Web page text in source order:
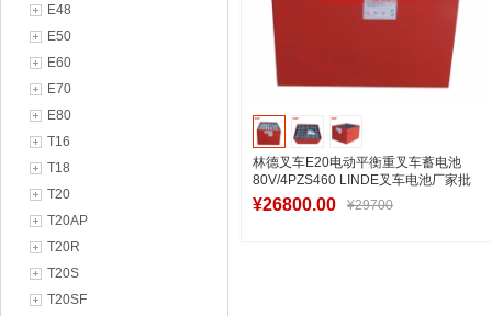
E48
E50
E60
E70
E80
T16
T18
T20
T20AP
T20R
T20S
T20SF
林德叉车E20电动平衡重叉车蓄电池
80V/4PZS460 LINDE叉车电池厂家批
发
¥26800.00 ¥29700